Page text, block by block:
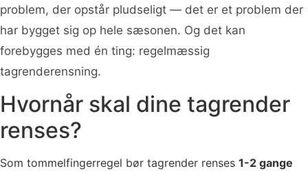
problem, der opstår pludseligt — det er et problem der
har bygget sig op hele sæsonen. Og det kan
forebygges med én ting: regelmæssig
tagrenderensning.
Hvornår skal dine tagrender
renses?
Som tommelfingerregel bør tagrender renses 1-2 gange